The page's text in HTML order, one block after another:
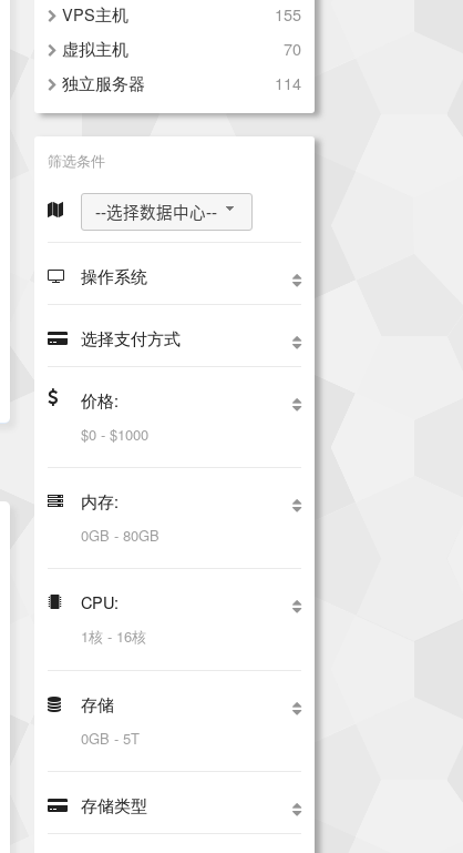
VPS主机
155
虚拟主机
70
独立服务器
114
筛选条件
--选择数据中心--
操作系统
选择支付方式
价格:
内存:
CPU:
存储
存储类型